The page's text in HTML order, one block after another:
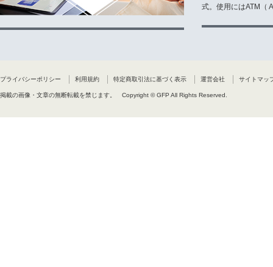
式。使用にはATM（
プライバシーポリシー 利用規約 特定商取引法に基づく表示 運営会社 サイトマッ
掲載の画像・文章の無断転載を禁じます。 Copyright © GFP All Rights Reserved.